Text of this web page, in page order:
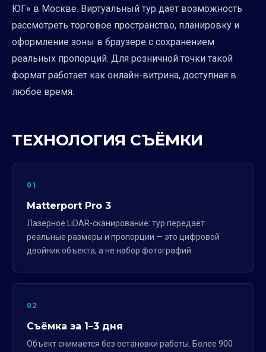
ЮГ» в Москве. Виртуальный тур даёт возможность
рассмотреть торговое пространство, планировку и
оформление зоны в браузере с сохранением
реальных пропорций. Для розничной точки такой
формат работает как онлайн-витрина, доступная в
любое время.
ТЕХНОЛОГИЯ СЪЁМКИ
01
Matterport Pro 3
Лазерное LiDAR-сканирование: тур передаёт
реальные размеры и пропорции — это цифровой
двойник объекта, а не набор фотографий.
02
Съёмка за 1–3 дня
Объект снимается без остановки работы. Более 900